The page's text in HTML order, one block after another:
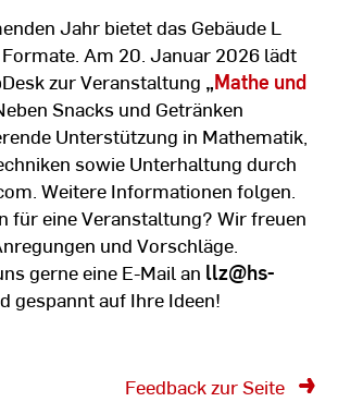
Jahr bietet das Gebäude L
Am 20. Januar 2026 lädt
zur Veranstaltung „Mathe und
Snacks und Getränken
Unterstützung in Mathematik,
sowie Unterhaltung durch
Weitere Informationen folgen.
für eine Veranstaltung? Wir freuen
und Vorschläge.
gerne eine E-Mail an llz@hs-
gespannt auf Ihre Ideen!
Feedback zur Seite